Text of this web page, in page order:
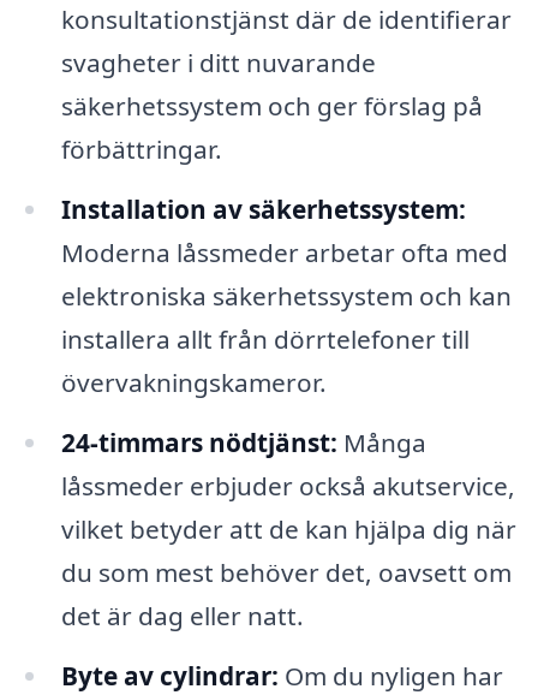
konsultationstjänst där de identifierar
svagheter i ditt nuvarande
säkerhetssystem och ger förslag på
förbättringar.
Installation av säkerhetssystem:
Moderna låssmeder arbetar ofta med
elektroniska säkerhetssystem och kan
installera allt från dörrtelefoner till
övervakningskameror.
24-timmars nödtjänst: Många
låssmeder erbjuder också akutservice,
vilket betyder att de kan hjälpa dig när
du som mest behöver det, oavsett om
det är dag eller natt.
Byte av cylindrar: Om du nyligen har